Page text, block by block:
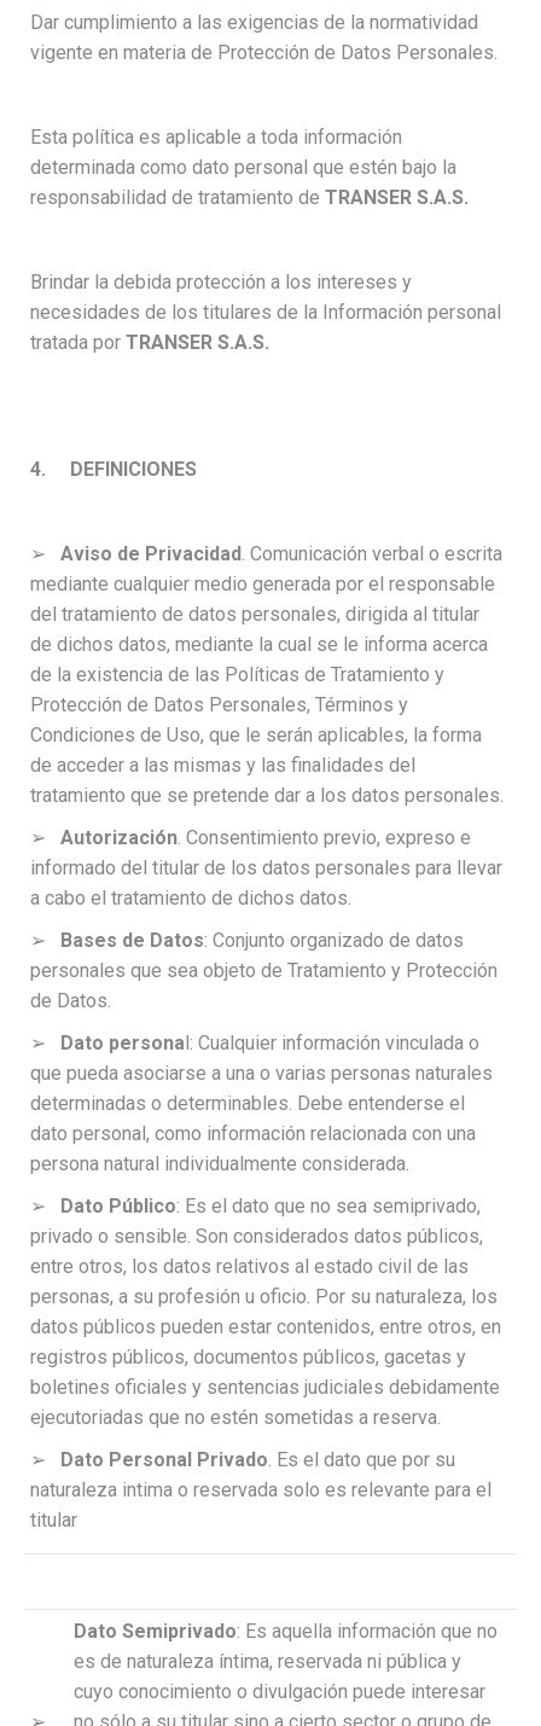
Dar cumplimiento a las exigencias de la normatividad
vigente en materia de Protección de Datos Personales.
Esta política es aplicable a toda información
determinada como dato personal que estén bajo la
responsabilidad de tratamiento de TRANSER S.A.S.
Brindar la debida protección a los intereses y
necesidades de los titulares de la Información personal
tratada por TRANSER S.A.S.
4. DEFINICIONES
➢ Aviso de Privacidad. Comunicación verbal o escrita
mediante cualquier medio generada por el responsable
del tratamiento de datos personales, dirigida al titular
de dichos datos, mediante la cual se le informa acerca
de la existencia de las Políticas de Tratamiento y
Protección de Datos Personales, Términos y
Condiciones de Uso, que le serán aplicables, la forma
de acceder a las mismas y las finalidades del
tratamiento que se pretende dar a los datos personales.
➢ Autorización. Consentimiento previo, expreso e
informado del titular de los datos personales para llevar
a cabo el tratamiento de dichos datos.
➢ Bases de Datos: Conjunto organizado de datos
personales que sea objeto de Tratamiento y Protección
de Datos.
➢ Dato personal: Cualquier información vinculada o
que pueda asociarse a una o varias personas naturales
determinadas o determinables. Debe entenderse el
dato personal, como información relacionada con una
persona natural individualmente considerada.
➢ Dato Público: Es el dato que no sea semiprivado,
privado o sensible. Son considerados datos públicos,
entre otros, los datos relativos al estado civil de las
personas, a su profesión u oficio. Por su naturaleza, los
datos públicos pueden estar contenidos, entre otros, en
registros públicos, documentos públicos, gacetas y
boletines oficiales y sentencias judiciales debidamente
ejecutoriadas que no estén sometidas a reserva.
➢ Dato Personal Privado. Es el dato que por su
naturaleza intima o reservada solo es relevante para el
titular
Dato Semiprivado: Es aquella información que no
es de naturaleza íntima, reservada ni pública y
cuyo conocimiento o divulgación puede interesar